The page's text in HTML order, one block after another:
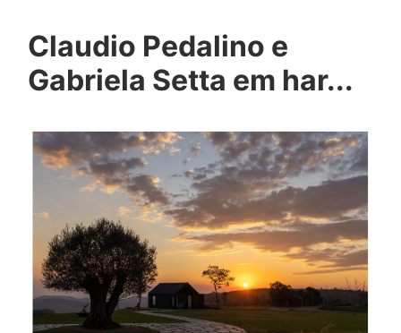
Claudio Pedalino e
Gabriela Setta em har...